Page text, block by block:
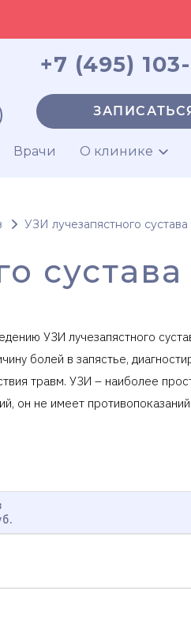
+7 (495)
Врачи О клинике
УЗИ лучезапястного сустава
сустава
УЗИ лучезапястного
болей в запястье,
травм. УЗИ – наиболее
он не имеет